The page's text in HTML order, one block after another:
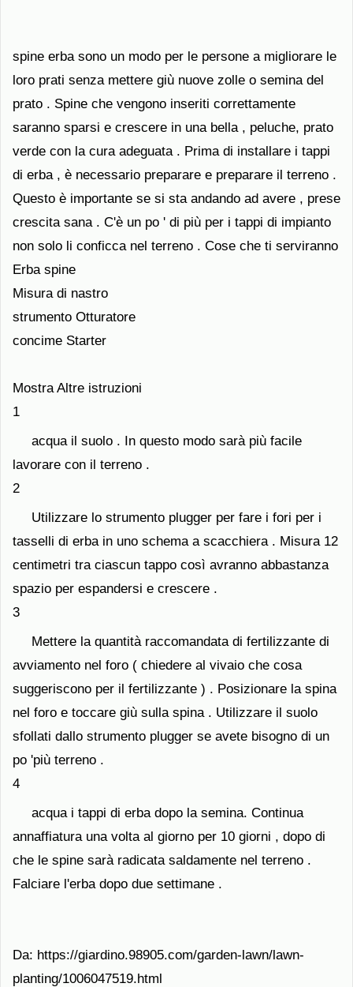
spine erba sono un modo per le persone a migliorare le
loro prati senza mettere giù nuove zolle o semina del
prato . Spine che vengono inseriti correttamente
saranno sparsi e crescere in una bella , peluche, prato
verde con la cura adeguata . Prima di installare i tappi
di erba , è necessario preparare e preparare il terreno .
Questo è importante se si sta andando ad avere , prese
crescita sana . C'è un po ' di più per i tappi di impianto
non solo li conficca nel terreno . Cose che ti serviranno
Erba spine
Misura di nastro
strumento Otturatore
concime Starter
Mostra Altre istruzioni
1
acqua il suolo . In questo modo sarà più facile
lavorare con il terreno .
2
Utilizzare lo strumento plugger per fare i fori per i
tasselli di erba in uno schema a scacchiera . Misura 12
centimetri tra ciascun tappo così avranno abbastanza
spazio per espandersi e crescere .
3
Mettere la quantità raccomandata di fertilizzante di
avviamento nel foro ( chiedere al vivaio che cosa
suggeriscono per il fertilizzante ) . Posizionare la spina
nel foro e toccare giù sulla spina . Utilizzare il suolo
sfollati dallo strumento plugger se avete bisogno di un
po 'più terreno .
4
acqua i tappi di erba dopo la semina. Continua
annaffiatura una volta al giorno per 10 giorni , dopo di
che le spine sarà radicata saldamente nel terreno .
Falciare l'erba dopo due settimane .
Da: https://giardino.98905.com/garden-lawn/lawn-
planting/1006047519.html